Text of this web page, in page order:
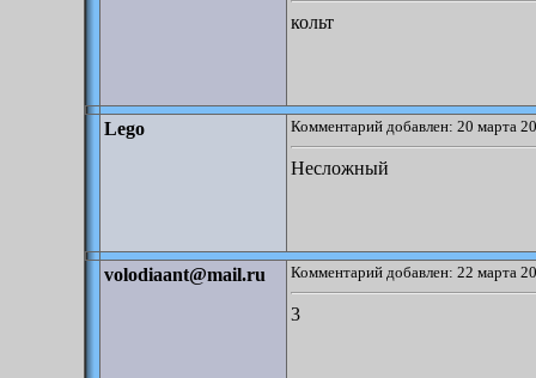
кольт
Lego Комментарий добавлен: 20 марта
Несложный
volodiaant@mail.ru Комментарий добавлен: 22 марта
3